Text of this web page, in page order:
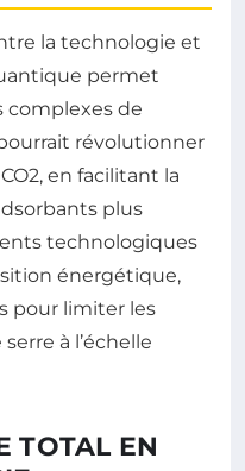
la technologie et
permet
complexes de
révolutionner
en facilitant la
plus
technologiques
énergétique,
pour limiter les
à l’échelle
TOTAL EN